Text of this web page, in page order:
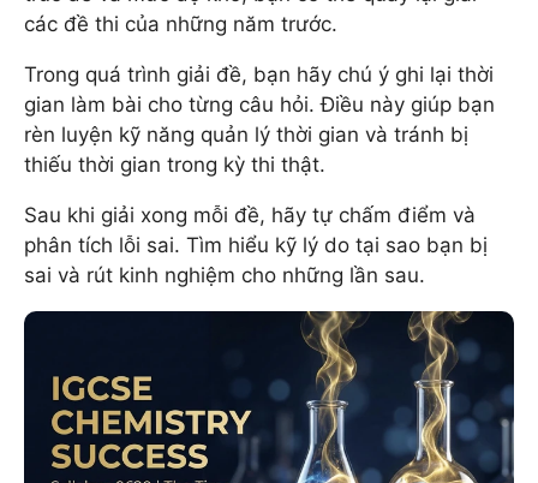
các đề thi của những năm trước.
Trong quá trình giải đề, bạn hãy chú ý ghi lại thời
gian làm bài cho từng câu hỏi. Điều này giúp bạn
rèn luyện kỹ năng quản lý thời gian và tránh bị
thiếu thời gian trong kỳ thi thật.
Sau khi giải xong mỗi đề, hãy tự chấm điểm và
phân tích lỗi sai. Tìm hiểu kỹ lý do tại sao bạn bị
sai và rút kinh nghiệm cho những lần sau.